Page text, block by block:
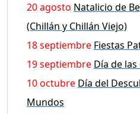
20 agosto Natalicio de
(Chillán y Chillán Viejo)
18 septiembre Fiestas
19 septiembre Día de
10 octubre Día del
Mundos